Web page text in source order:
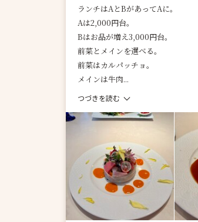
ランチはAとBがあってAに。
Aは2,000円台。
Bはお品が増え3,000円台。
前菜とメインを選べる。
前菜はカルパッチョ。
メインは牛肉...
つづきを読む